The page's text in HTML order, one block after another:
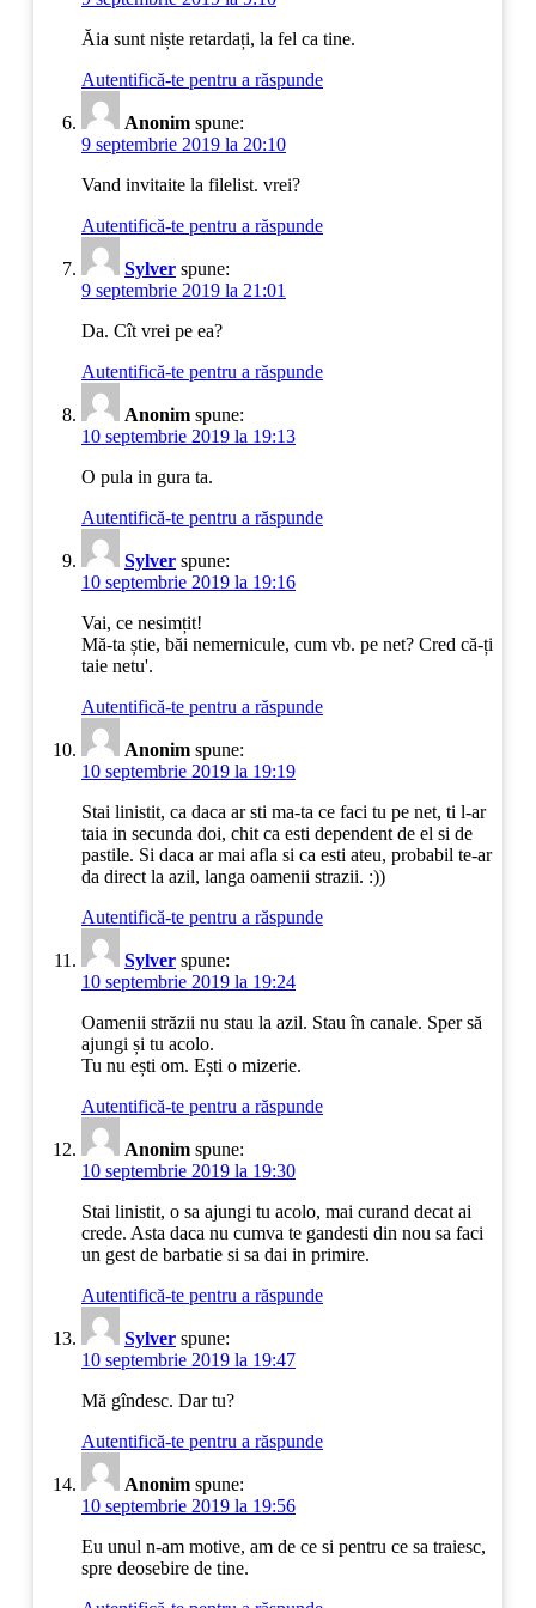
Ăia sunt niște retardați, la fel ca tine.
Autentifică-te pentru a răspunde
Anonim spune:
9 septembrie 2019 la 20:10
Vand invitaite la filelist. vrei?
Autentifică-te pentru a răspunde
Sylver spune:
9 septembrie 2019 la 21:01
Da. Cît vrei pe ea?
Autentifică-te pentru a răspunde
Anonim spune:
10 septembrie 2019 la 19:13
O pula in gura ta.
Autentifică-te pentru a răspunde
Sylver spune:
10 septembrie 2019 la 19:16
Vai, ce nesimțit!
Mă-ta știe, băi nemernicule, cum vb. pe net? Cred că-ți
taie netu'.
Autentifică-te pentru a răspunde
Anonim spune:
10 septembrie 2019 la 19:19
Stai linistit, ca daca ar sti ma-ta ce faci tu pe net, ti l-ar
taia in secunda doi, chit ca esti dependent de el si de
pastile. Si daca ar mai afla si ca esti ateu, probabil te-ar
da direct la azil, langa oamenii strazii. :))
Autentifică-te pentru a răspunde
Sylver spune:
10 septembrie 2019 la 19:24
Oamenii străzii nu stau la azil. Stau în canale. Sper să
ajungi și tu acolo.
Tu nu ești om. Ești o mizerie.
Autentifică-te pentru a răspunde
Anonim spune:
10 septembrie 2019 la 19:30
Stai linistit, o sa ajungi tu acolo, mai curand decat ai
crede. Asta daca nu cumva te gandesti din nou sa faci
un gest de barbatie si sa dai in primire.
Autentifică-te pentru a răspunde
Sylver spune:
10 septembrie 2019 la 19:47
Mă gîndesc. Dar tu?
Autentifică-te pentru a răspunde
Anonim spune:
10 septembrie 2019 la 19:56
Eu unul n-am motive, am de ce si pentru ce sa traiesc,
spre deosebire de tine.